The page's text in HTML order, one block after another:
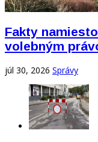
Fakty
volebným
júl 30, 2026 Správy